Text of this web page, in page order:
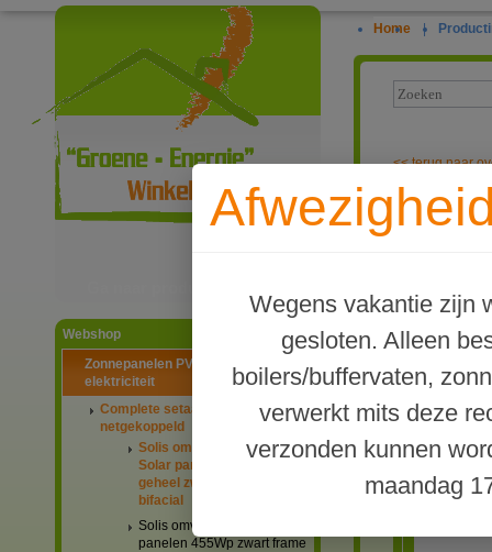
Webshop
Zonnepanelen PV-systemen
elektriciteit
Complete setaanbiedingen
netgekoppeld
Solis omvormers & JA
Solar panelen 445Wp
geheel zwart glas-glas
bifacial
Solis omvormers & JA Solar
panelen 455Wp zwart frame
Home |
Wegens vakantie zijn
gesloten. Alleen
boilers/buffervaten,
verwerkt mits deze
verzonden kunnen
maandag
<<terug naar
PV-systeem